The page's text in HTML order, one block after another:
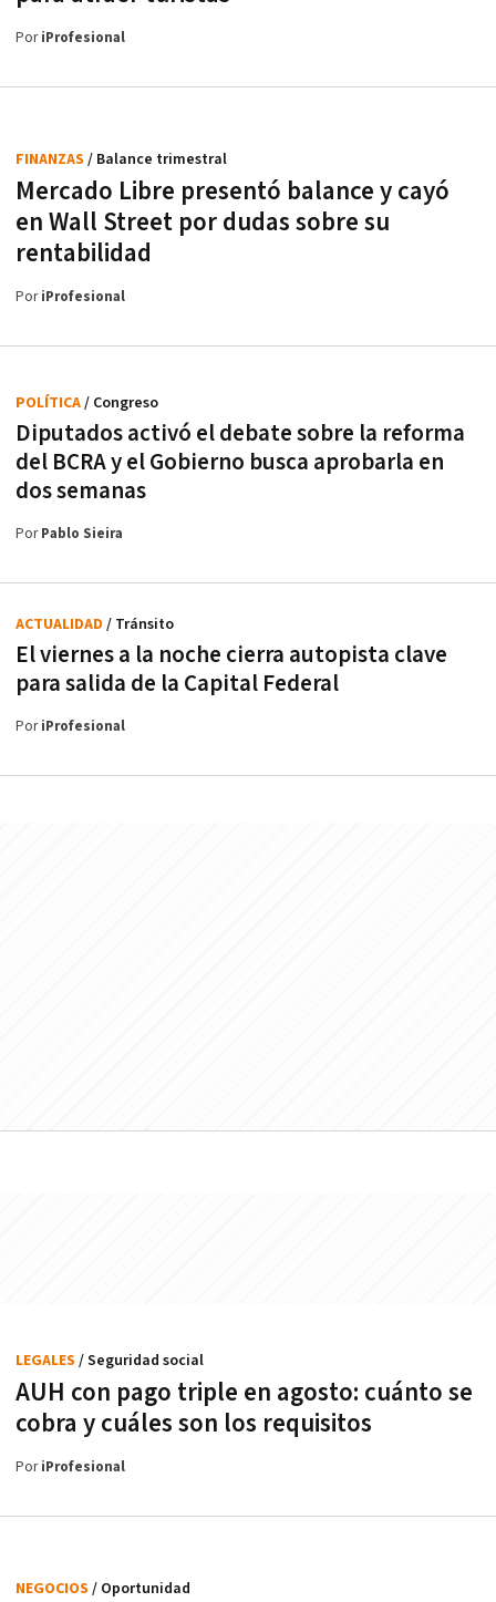
PoriProfesional
Mercado Libre presentó balance y cayó
en Wall Street por dudas sobre su
rentabilidad
FINANZAS / Balance trimestral
PoriProfesional
Diputados activó el debate sobre la reforma
del BCRA y el Gobierno busca aprobarla en
dos semanas
POLÍTICA/ Congreso
PorPablo Sieira
El viernes a la noche cierra autopista clave
para salida de la Capital Federal
ACTUALIDAD / Tránsito
PoriProfesional
AUH con pago triple en agosto: cuánto se
cobra y cuáles son los requisitos
LEGALES / Seguridad social
PoriProfesional
NEGOCIOS / Oportunidad